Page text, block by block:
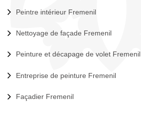
Peintre intérieur Fremenil
Nettoyage de façade Fremenil
Peinture et décapage de volet Fremenil
Entreprise de peinture Fremenil
Façadier Fremenil